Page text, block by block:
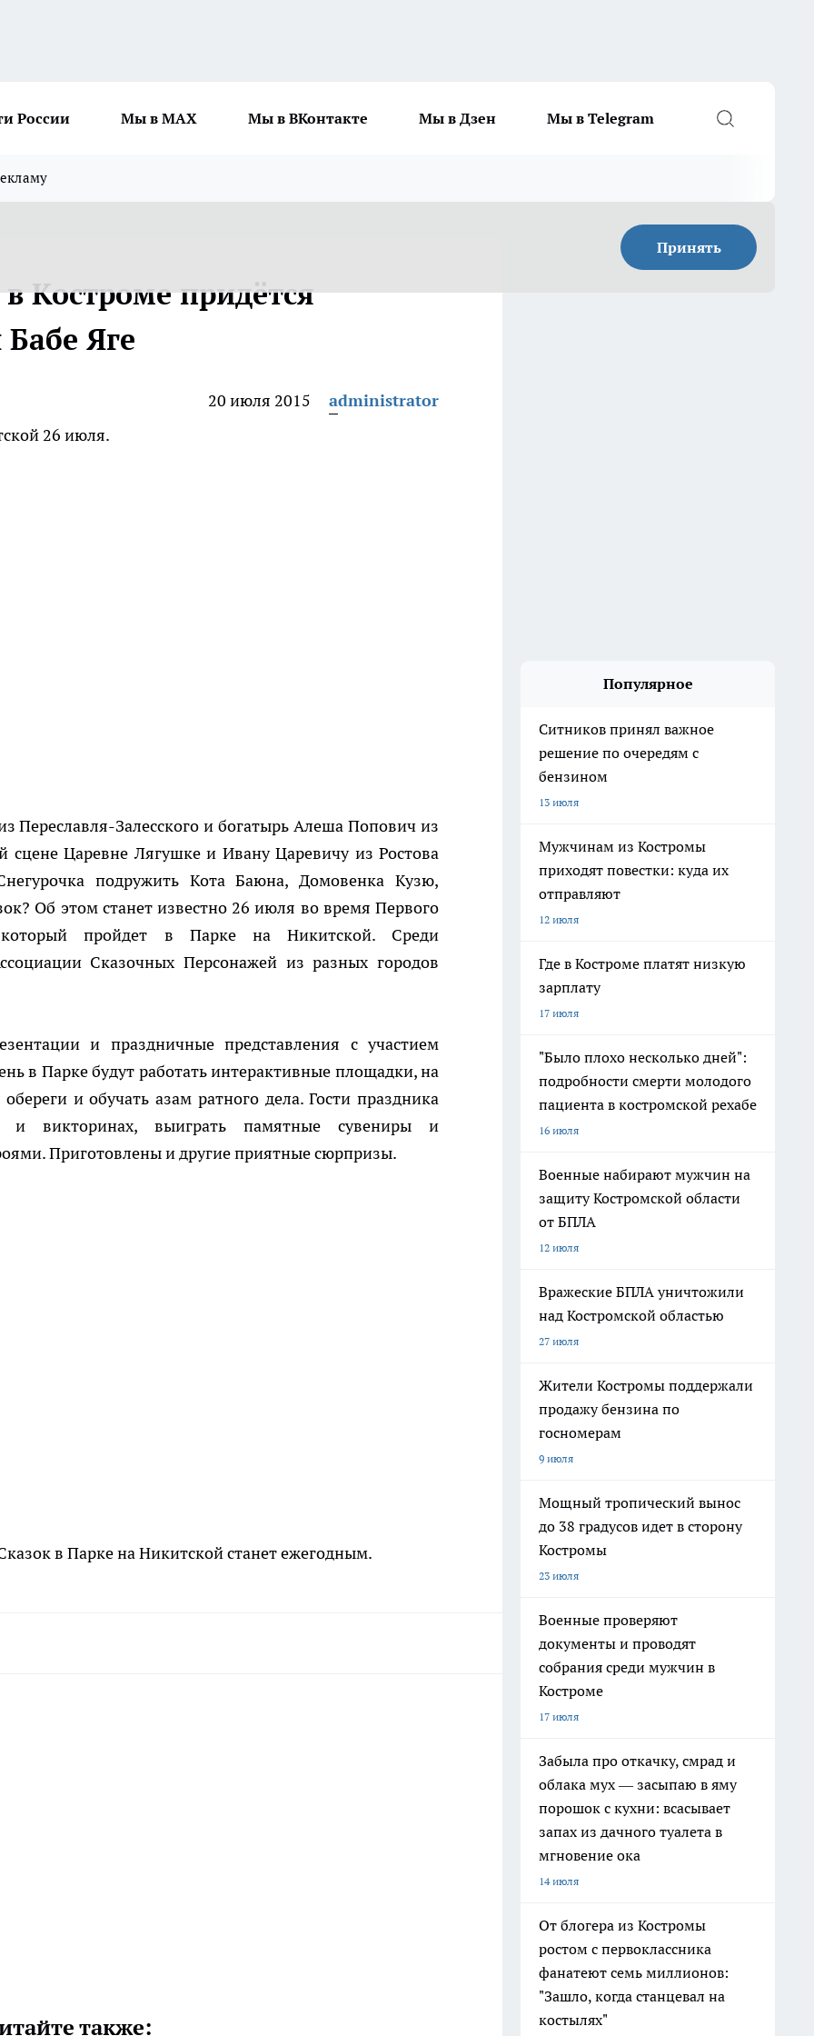
России Мы в MAX Мы в ВКонтакте Мы в Дзен Мы в Telegram
Принять
Костроме придётся
Яге
20 июля 2015
administrator
26 июля.
Переславля-Залесского и богатырь Алеша Попович из
сцене Царевне Лягушке и Ивану Царевичу из Ростова
подружить Кота Баюна, Домовенка Кузю,
Об этом станет известно 26 июля во время Первого
который пройдет в Парке на Никитской. Среди
Сказочных Персонажей из разных городов
и праздничные представления с участием
в Парке будут работать интерактивные площадки, на
и обучать азам ратного дела. Гости праздника
и викторинах, выиграть памятные сувениры и
Приготовлены и другие приятные сюрпризы.
в Парке на Никитской станет ежегодным.
также:
Популярное
Ситников принял важное
решение по очередям с
бензином
13 июля
Мужчинам из Костромы
приходят повестки: куда их
отправляют
12 июля
Где в Костроме платят низкую
зарплату
17 июля
"Было плохо несколько дней":
подробности смерти молодого
пациента в костромской рехабе
16 июля
Военные набирают мужчин на
защиту Костромской области
от БПЛА
12 июля
Вражеские БПЛА уничтожили
над Костромской областью
27 июля
Жители Костромы поддержали
продажу бензина по
госномерам
9 июля
Мощный тропический вынос
до 38 градусов идет в сторону
Костромы
23 июля
Военные проверяют
документы и проводят
собрания среди мужчин в
Костроме
17 июля
Забыла про откачку, смрад и
облака мух — засыпаю в яму
порошок с кухни: всасывает
запах из дачного туалета в
мгновение ока
14 июля
От блогера из Костромы
ростом с первоклассника
фанатеют семь миллионов:
"Зашло, когда станцевал на
костылях"